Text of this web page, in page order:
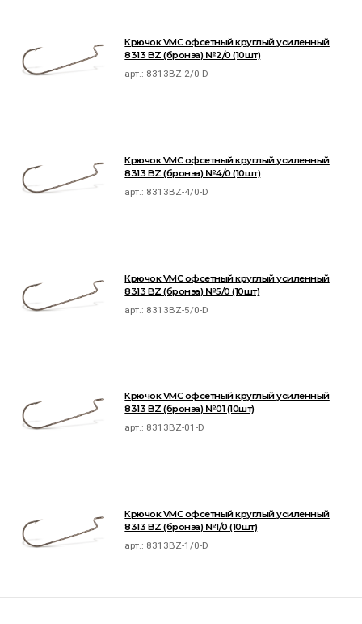
Крючок VMC офсетный круглый усиленный
8313 BZ (бронза) №2/0 (10шт)
арт.: 8313BZ-2/0-D
Крючок VMC офсетный круглый усиленный
8313 BZ (бронза) №4/0 (10шт)
арт.: 8313BZ-4/0-D
Крючок VMC офсетный круглый усиленный
8313 BZ (бронза) №5/0 (10шт)
арт.: 8313BZ-5/0-D
Крючок VMC офсетный круглый усиленный
8313 BZ (бронза) №01 (10шт)
арт.: 8313BZ-01-D
Крючок VMC офсетный круглый усиленный
8313 BZ (бронза) №1/0 (10шт)
арт.: 8313BZ-1/0-D